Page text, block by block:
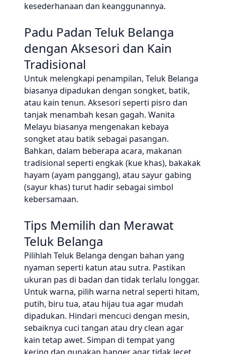
kesederhanaan dan keanggunannya.
Padu Padan Teluk Belanga
dengan Aksesori dan Kain
Tradisional
Untuk melengkapi penampilan, Teluk Belanga
biasanya dipadukan dengan songket, batik,
atau kain tenun. Aksesori seperti pisro dan
tanjak menambah kesan gagah. Wanita
Melayu biasanya mengenakan kebaya
songket atau batik sebagai pasangan.
Bahkan, dalam beberapa acara, makanan
tradisional seperti engkak (kue khas), bakakak
hayam (ayam panggang), atau sayur gabing
(sayur khas) turut hadir sebagai simbol
kebersamaan.
Tips Memilih dan Merawat
Teluk Belanga
Pilihlah Teluk Belanga dengan bahan yang
nyaman seperti katun atau sutra. Pastikan
ukuran pas di badan dan tidak terlalu longgar.
Untuk warna, pilih warna netral seperti hitam,
putih, biru tua, atau hijau tua agar mudah
dipadukan. Hindari mencuci dengan mesin,
sebaiknya cuci tangan atau dry clean agar
kain tetap awet. Simpan di tempat yang